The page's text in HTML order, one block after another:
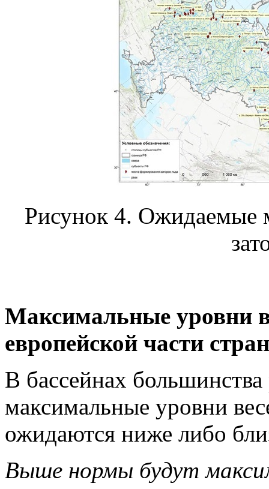
Рисунок 4. Ожидаемые
Максимальные уровни
европейской части
В бассейнах
максимальные уровни
ожидаются ниже либо
Выше нормы будут